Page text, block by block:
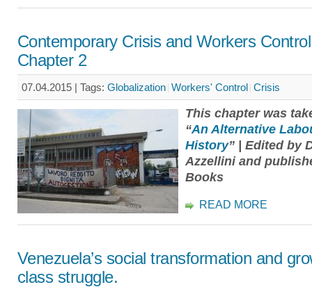
Contemporary Crisis and Workers
Chapter 2
07.04.2015 | Tags: Globalization Workers' Control Crisis
This chapter was
“An Alternative
History” | Edited by
Azzellini and
Books
READ MORE
Venezuela’s social transformation and
class struggle.